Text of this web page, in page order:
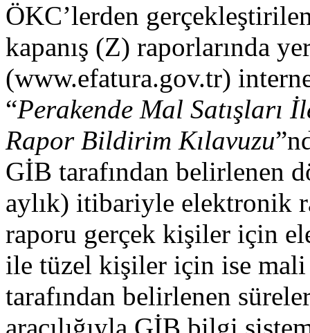
ÖKC’lerden
kapanış (Z) raporlarında
(www.efatura.gov.tr)
“Perakende Mal Satışları
Rapor Bildirim Kılavuzu
GİB tarafından belirlenen
aylık) itibariyle elektronik
raporu gerçek kişiler için
ile tüzel kişiler için ise
tarafından belirlenen